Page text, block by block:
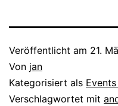
Veröffentlicht am 21.
Von jan
Kategorisiert als
Verschlagwortet mit